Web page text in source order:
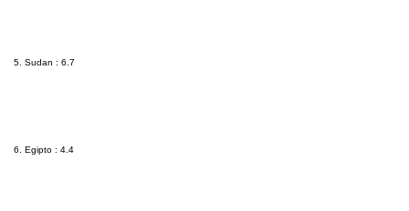
5. Sudan : 6.7
6. Egipto : 4.4